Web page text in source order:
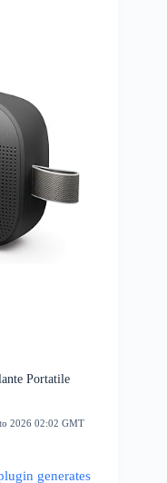
Portatile
2026 02:02 GMT